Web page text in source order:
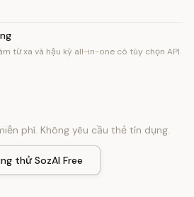
từ xa và hậu kỳ all-in-one có tùy chọn API.
phí. Không yêu cầu thẻ tín dụng.
thử SozAI Free